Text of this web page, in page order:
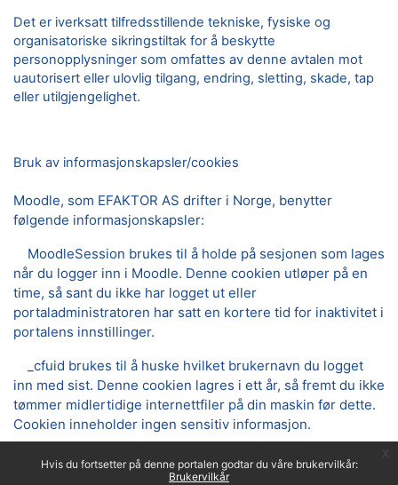
Hvis du fortsetter på denne portalen godtar du våre brukervilkår:
Brukervilkår
Det er iverksatt tilfredsstillende tekniske, fysiske og
organisatoriske sikringstiltak for å beskytte
personopplysninger som omfattes av denne avtalen mot
uautorisert eller ulovlig tilgang, endring, sletting, skade, tap
eller utilgjengelighet.
Bruk av informasjonskapsler/cookies
Moodle, som EFAKTOR AS drifter i Norge, benytter
følgende informasjonskapsler:
MoodleSession brukes til å holde på sesjonen som lages
når du logger inn i Moodle. Denne cookien utløper på en
time, så sant du ikke har logget ut eller
portaladministratoren har satt en kortere tid for inaktivitet i
portalens innstillinger.
_cfuid brukes til å huske hvilket brukernavn du logget
inn med sist. Denne cookien lagres i ett år, så fremt du ikke
tømmer midlertidige internettfiler på din maskin før dette.
Cookien inneholder ingen sensitiv informasjon.